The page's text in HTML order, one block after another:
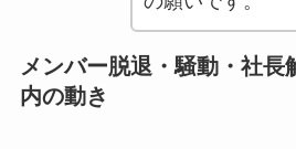
メンバー脱退・騒動・社長
内の動き